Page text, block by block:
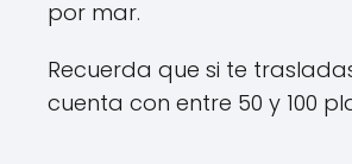
por mar.
Recuerda que si te
cuenta con entre 50 y 100